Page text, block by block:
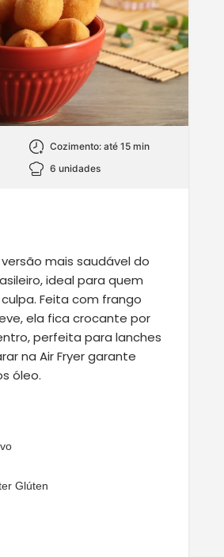
Cozimento: até 15 min
6 unidades
mais saudável do
ideal para quem
Feita com frango
ela fica crocante por
perfeita para lanches
naAir Fryergarante
óleo.
Glúten